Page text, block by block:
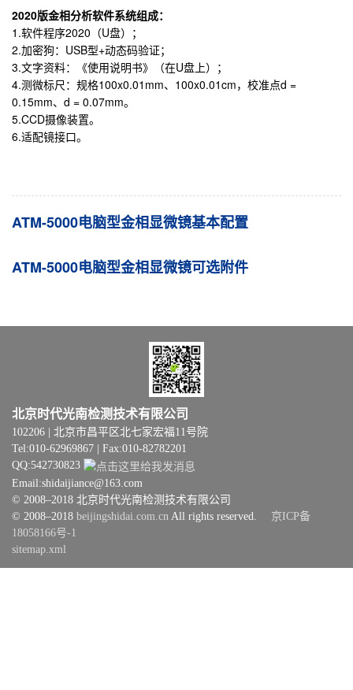
2020版金相分析软件系统组成：
1.软件程序2020（U盘）；
2.加密狗：USB型+动态码验证；
3.文字资料：《使用说明书》（在U盘上）；
4.测微标尺：规格100x0.01mm、100x0.01cm，校准点d =
0.15mm、d = 0.07mm。
5.CCD摄像装置。
6.适配镜接口。
ATM-5000电脑型金相显微镜基本配置
ATM-5000电脑型金相显微镜可选附件
北京时代光南检测技术有限公司
102206 | 北京市昌平区北七家宏福11号院
Tel:010-62969867 | Fax:010-82782201
QQ:542730823
Email:shidaijiance@163.com
© 2008–2018 北京时代光南检测技术有限公司
© 2008–2018 beijingshidai.com.cn All rights reserved. 京ICP备
18058166号-1
sitemap.xml